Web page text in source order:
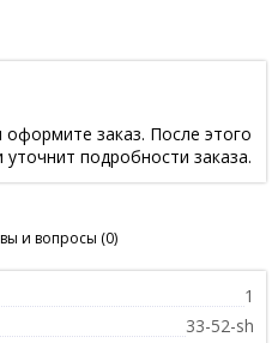
заказ. После этого
подробности заказа.
и вопросы (0)
1
33-52-sh